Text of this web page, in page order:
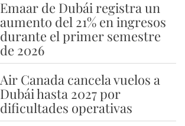
Emaar de Dubái registra un
aumento del 21% en ingresos
durante el primer semestre
de 2026
Air Canada cancela vuelos a
Dubái hasta 2027 por
dificultades operativas